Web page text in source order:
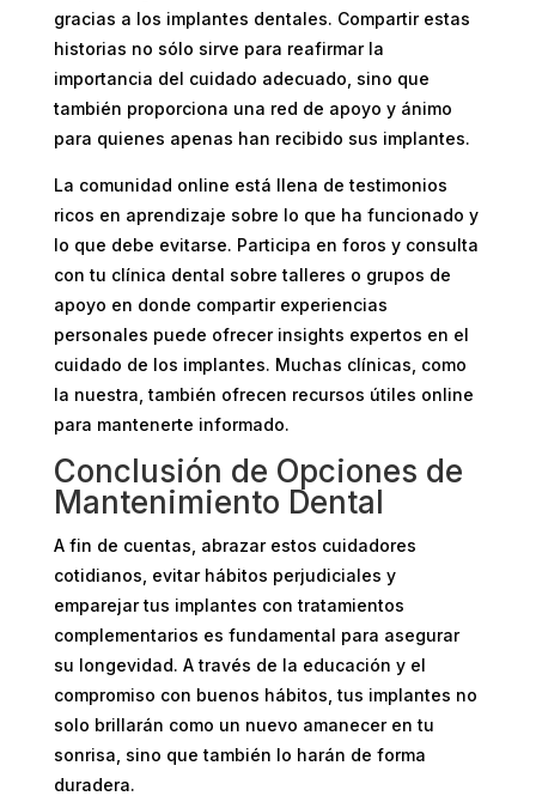
gracias a los implantes dentales. Compartir estas
historias no sólo sirve para reafirmar la
importancia del cuidado adecuado, sino que
también proporciona una red de apoyo y ánimo
para quienes apenas han recibido sus implantes.
La comunidad online está llena de testimonios
ricos en aprendizaje sobre lo que ha funcionado y
lo que debe evitarse. Participa en foros y consulta
con tu clínica dental sobre talleres o grupos de
apoyo en donde compartir experiencias
personales puede ofrecer insights expertos en el
cuidado de los implantes. Muchas clínicas, como
la nuestra, también ofrecen recursos útiles online
para mantenerte informado.
Conclusión de Opciones de
Mantenimiento Dental
A fin de cuentas, abrazar estos cuidadores
cotidianos, evitar hábitos perjudiciales y
emparejar tus implantes con tratamientos
complementarios es fundamental para asegurar
su longevidad. A través de la educación y el
compromiso con buenos hábitos, tus implantes no
solo brillarán como un nuevo amanecer en tu
sonrisa, sino que también lo harán de forma
duradera.